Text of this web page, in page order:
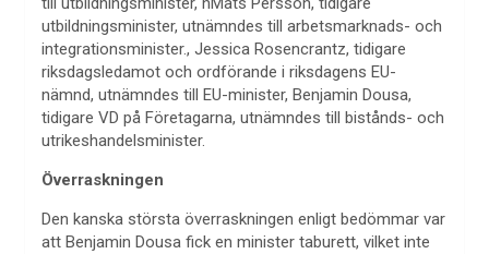
utbildningsminister, utnämndes till arbetsmarknads- och
integrationsminister., Jessica Rosencrantz, tidigare
riksdagsledamot och ordförande i riksdagens EU-
nämnd, utnämndes till EU-minister, Benjamin Dousa,
tidigare VD på Företagarna, utnämndes till bistånds- och
utrikeshandelsminister.
Överraskningen
Den kanska största överraskningen enligt bedömmar var
att Benjamin Dousa fick en minister taburett, vilket inte